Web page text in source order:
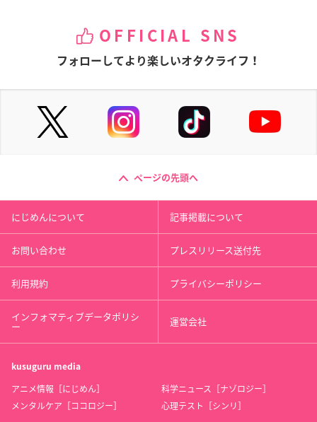
OFFICIAL SNS
フォローしてより楽しいオタクライフ！
ページの先頭へ
にじめんについて 記事掲載について
お問い合わせ プレスリリース送付先
利用規約 プライバシーポリシー
インフォマティブデータポリシ
ー 運営会社
kusuguru media
アニメ情報［にじめん］
科学ニュース［ナゾロジー］
メンタルケア［ココロジー］
心理テスト［シンリ］